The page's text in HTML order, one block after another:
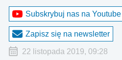
Subskrybuj nas na Youtube
Zapisz się na newsletter
22 listopada 2019, 09:28